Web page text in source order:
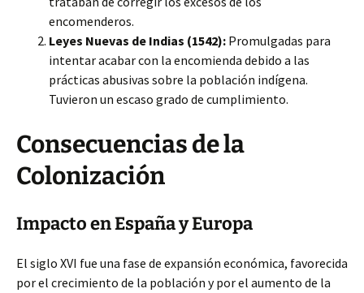
encomenderos.
Leyes Nuevas de Indias (1542): Promulgadas para
intentar acabar con la encomienda debido a las
prácticas abusivas sobre la población indígena.
Tuvieron un escaso grado de cumplimiento.
Consecuencias de la
Colonización
Impacto en España y Europa
El siglo XVI fue una fase de expansión económica, favorecida
por el crecimiento de la población y por el aumento de la